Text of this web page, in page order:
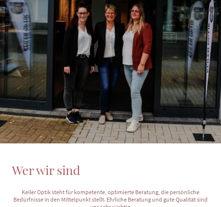
Wer wir sind
Keiler Optik steht für kompetente, optimierte Beratung, die persönliche
Bedürfnisse in den Mittelpunkt stellt. Ehrliche Beratung und gute Qualität sind